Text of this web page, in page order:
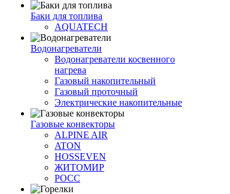
Баки для топлива
AQUATECH
Водонагреватели
Водонагреватели косвенного
нагрева
Газовый накопительный
Газовый проточный
Электрические накопительные
Газовые конвекторы
ALPINE AIR
ATON
HOSSEVEN
ЖИТОМИР
РОСС